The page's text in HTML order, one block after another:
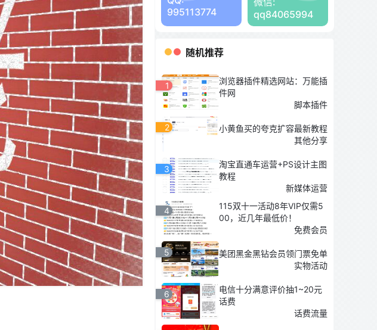
995113774
qq84065994
随机推荐
1
浏览器插件精选网站：万能插
件网
脚本插件
2
小黄鱼买的夸克扩容最新教程
其他分享
3
淘宝直通车运营+PS设计主图
教程
新媒体运营
4
115双十一活动8年VIP仅需5
00，近几年最低价！
免费会员
5
美团黑金黑钻会员领门票免单
实物活动
6
电信十分满意评价抽1~20元
话费
话费流量